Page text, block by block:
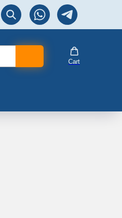
Перезвоните мне!
Cart